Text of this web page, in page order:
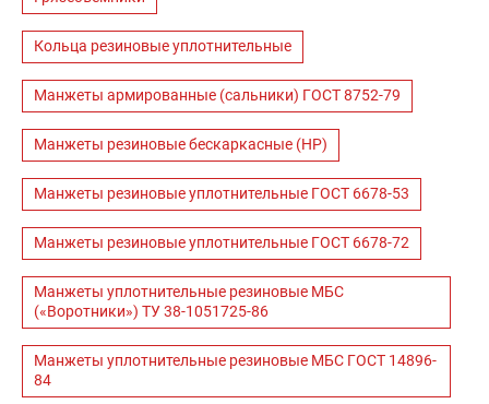
Кольца резиновые уплотнительные
Манжеты армированные (сальники) ГОСТ 8752-79
Манжеты резиновые бескаркасные (НР)
Манжеты резиновые уплотнительные ГОСТ 6678-53
Манжеты резиновые уплотнительные ГОСТ 6678-72
Манжеты уплотнительные резиновые МБС
(«Воротники») ТУ 38-1051725-86
Манжеты уплотнительные резиновые МБС ГОСТ 14896-
84